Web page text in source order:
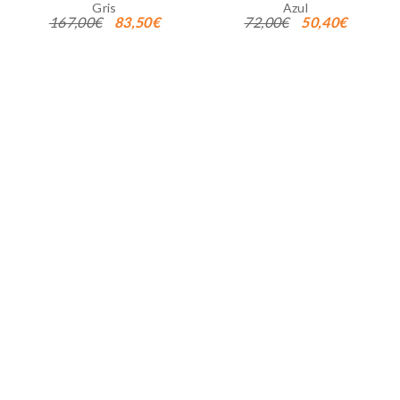
Gris
167,00€ 83,50€
Azul
72,00€ 50,40€
preferido o la región en la que usted se encuentra.
Cookies de marketing